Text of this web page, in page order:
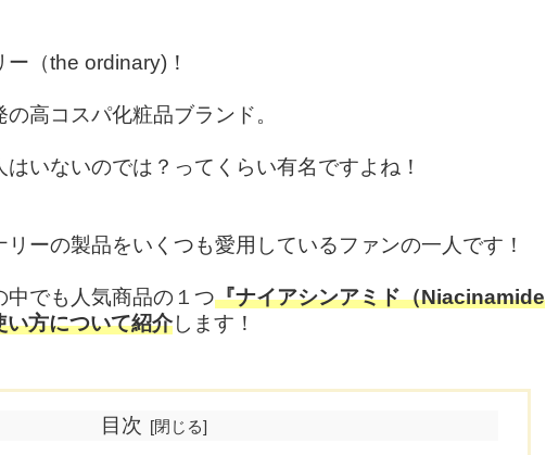
（the ordinary)！
高コスパ化粧品ブランド。
いないのでは？ってくらい有名ですよね！
ーの製品をいくつも愛用しているファンの一人です！
でも人気商品の１つ『ナイアシンアミド（Niacinamide
方について紹介します！
目次